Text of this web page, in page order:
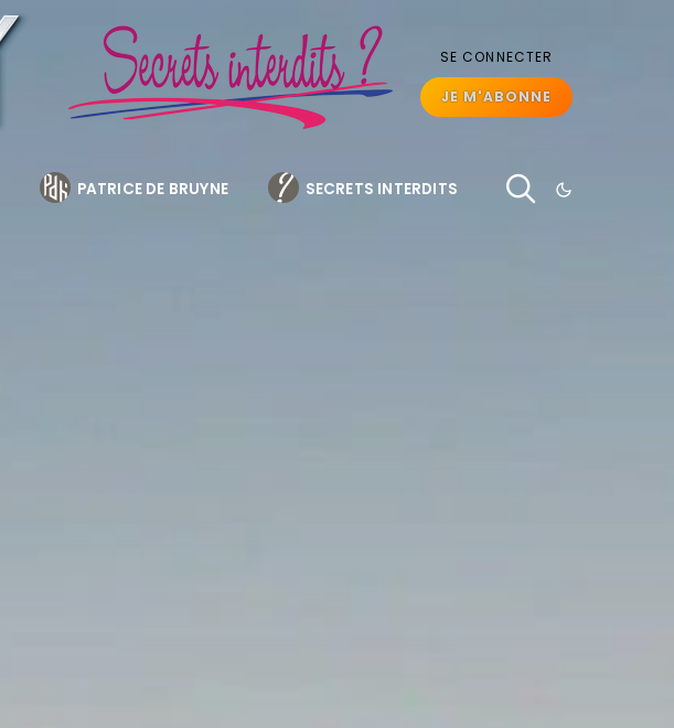
SE CONNECTER
JE M'ABONNE
PATRICE DE BRUYNE SECRETS INTERDITS